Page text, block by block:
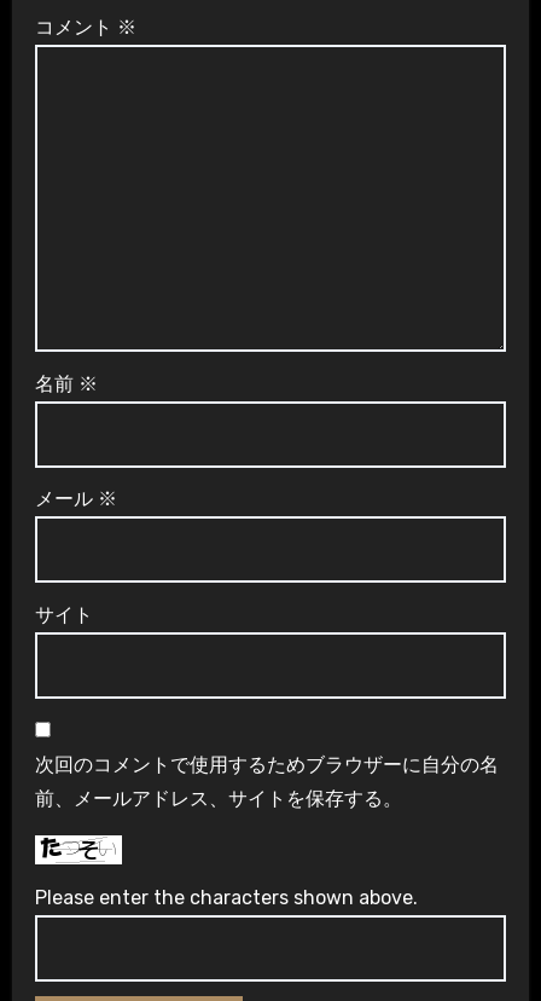
ョ
コメント ※
名前 ※
メール ※
サイト
次回のコメントで使用するためブラウザーに自分の名
前、メールアドレス、サイトを保存する。
Please enter the characters shown above.